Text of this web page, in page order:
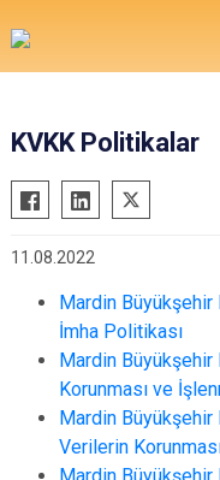
KVKK Politikalar
11.08.2022
Mardin
İmha Politikası
Mardin
Korunması ve
Mardin
Verilerin